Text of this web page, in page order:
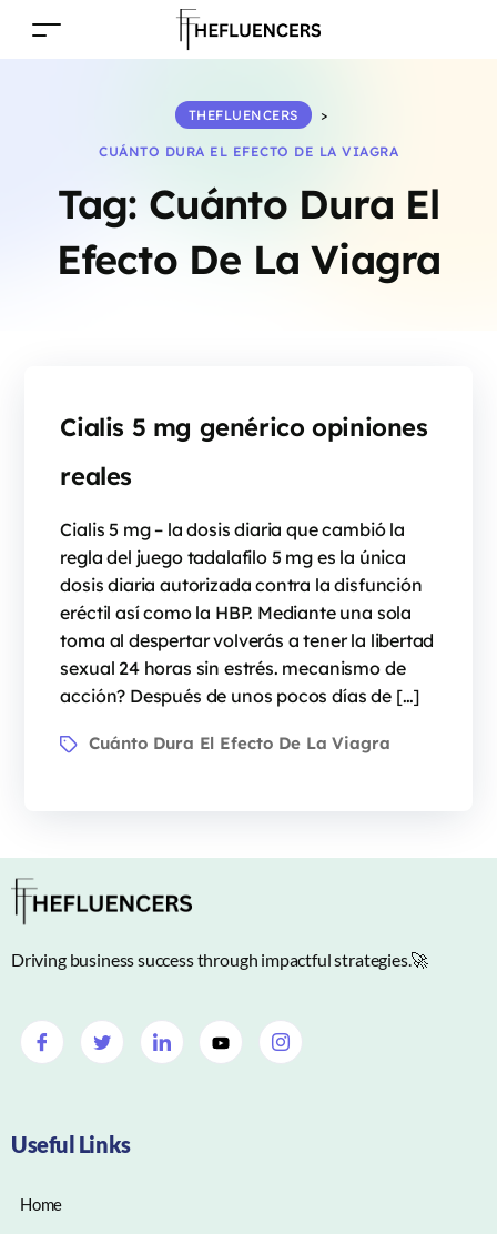
Tag: Cuánto Dura El
Efecto De La Viagra
THEFLUENCERS >
CUÁNTO DURA EL EFECTO DE LA VIAGRA
Cialis 5 mg genérico opiniones
reales
Cialis 5 mg – la dosis diaria que cambió la
regla del juego tadalafilo 5 mg es la única
dosis diaria autorizada contra la disfunción
eréctil así como la HBP. Mediante una sola
toma al despertar volverás a tener la libertad
sexual 24 horas sin estrés. mecanismo de
acción? Después de unos pocos días de […]
Cuánto Dura El Efecto De La Viagra
Driving business success through impactful strategies.🚀
Useful Links
Home